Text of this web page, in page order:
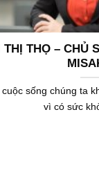
THỊ THỌ – CHỦ
cuộc sống chúng ta
vì có sức